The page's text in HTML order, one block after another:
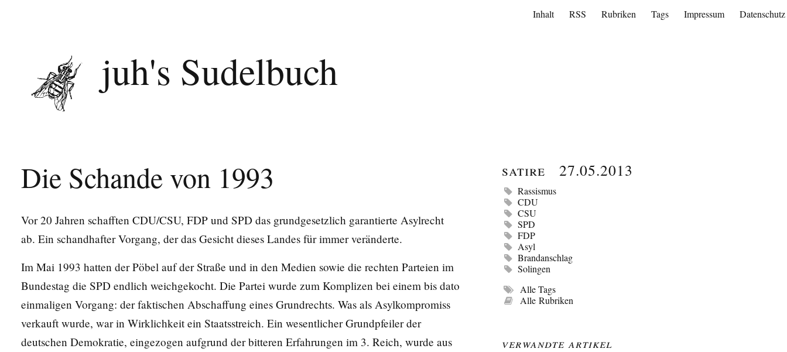
Inhalt RSS Rubriken Tags Impressum Datenschutz
juh's Sudelbuch
Die Schande von 1993
Vor 20 Jahren schafften CDU/CSU, FDP und SPD das grundgesetzlich garantierte Asylrecht
ab. Ein schandhafter Vorgang, der das Gesicht dieses Landes für immer veränderte.
Im Mai 1993 hatten der Pöbel auf der Straße und in den Medien sowie die rechten Parteien im
Bundestag die SPD endlich weichgekocht. Die Partei wurde zum Komplizen bei einem bis dato
einmaligen Vorgang: der faktischen Abschaffung eines Grundrechts. Was als Asylkompromiss
verkauft wurde, war in Wirklichkeit ein Staatsstreich. Ein wesentlicher Grundpfeiler der
deutschen Demokratie, eingezogen aufgrund der bitteren Erfahrungen im 3. Reich, wurde aus
Satire 27.05.2013
Rassismus
CDU
CSU
SPD
FDP
Asyl
Brandanschlag
Solingen
Alle Tags
Alle Rubriken
Verwandte Artikel